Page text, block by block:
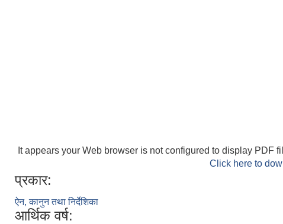
It appears your Web browser is not configured to display PDF
Click here to
प्रकार:
ऐन, कानुन तथा निर्देशिका
आर्थिक वर्ष: